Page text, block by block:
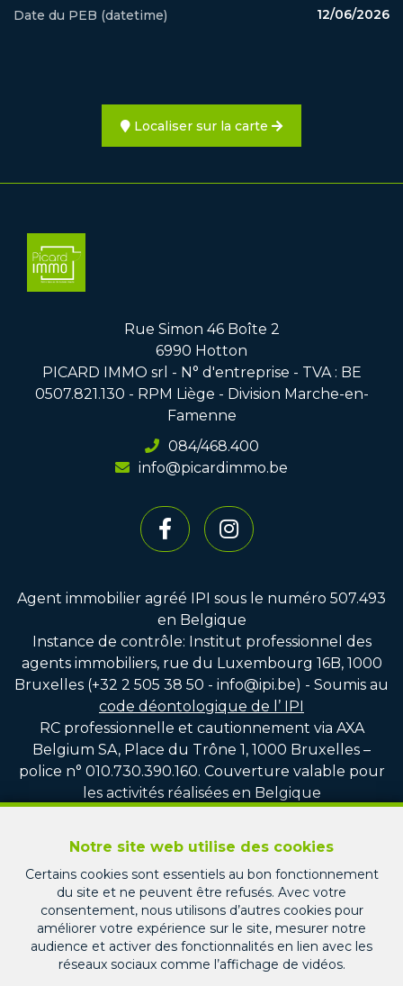
Date du PEB (datetime) 12/06/2026
Localiser sur la carte
Notre site web utilise des cookies
Certains cookies sont essentiels au bon fonctionnement
du site et ne peuvent être refusés. Avec votre
consentement, nous utilisons d’autres cookies pour
améliorer votre expérience sur le site, mesurer notre
audience et activer des fonctionnalités en lien avec les
réseaux sociaux comme l’affichage de vidéos.
Rue Simon 46 Boîte 2
6990 Hotton
PICARD IMMO srl - N° d'entreprise - TVA : BE
0507.821.130 - RPM Liège - Division Marche-en-
Famenne
084/468.400
info@picardimmo.be
Agent immobilier agréé IPI sous le numéro 507.493
en Belgique
Instance de contrôle: Institut professionnel des
agents immobiliers, rue du Luxembourg 16B, 1000
Bruxelles (+32 2 505 38 50 - info@ipi.be) - Soumis au
code déontologique de l’ IPI
RC professionnelle et cautionnement via AXA
Belgium SA, Place du Trône 1, 1000 Bruxelles –
police n° 010.730.390.160. Couverture valable pour
les activités réalisées en Belgique
la loi sur le blanchiment d’argent au sein de la srl
PICARD IMMO : Monsieur Jean-Christophe PICARD
Compte tiers vente : CBC BE75 7320 8100 4751
Compte tiers location : CBC BE22 7320 3713 1247
Compte tiers gestion locative : CBC BE60 7320 7511
8770